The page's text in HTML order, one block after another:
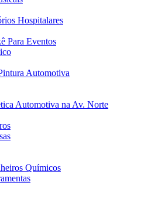
Hospitalares
Para Eventos
Automotiva
Automotiva na Av. Norte
Químicos